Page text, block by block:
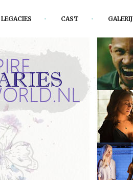
LEGACIES CAST GALERIJ